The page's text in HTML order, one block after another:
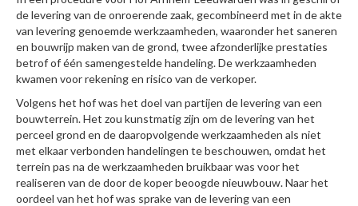
de levering van de onroerende zaak, gecombineerd met in de akte
van levering genoemde werkzaamheden, waaronder het saneren
en bouwrijp maken van de grond, twee afzonderlijke prestaties
betrof of één samengestelde handeling. De werkzaamheden
kwamen voor rekening en risico van de verkoper.
Volgens het hof was het doel van partijen de levering van een
bouwterrein. Het zou kunstmatig zijn om de levering van het
perceel grond en de daaropvolgende werkzaamheden als niet
met elkaar verbonden handelingen te beschouwen, omdat het
terrein pas na de werkzaamheden bruikbaar was voor het
realiseren van de door de koper beoogde nieuwbouw. Naar het
oordeel van het hof was sprake van de levering van een